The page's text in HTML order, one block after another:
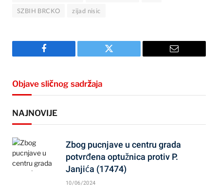
SZBIH BRCKO
zijad nisic
Facebook Twitter Email
Objave sličnog sadržaja
NAJNOVIJE
Zbog pucnjave u centru grada
potvrđena optužnica protiv P.
Janjića (17474)
10/06/2024